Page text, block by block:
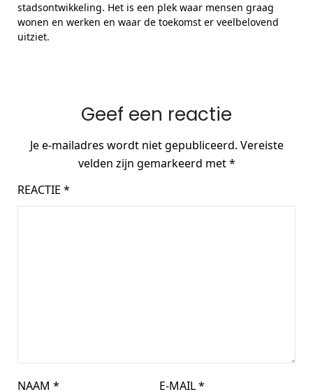
stadsontwikkeling. Het is een plek waar mensen graag
wonen en werken en waar de toekomst er veelbelovend
uitziet.
Geef een reactie
Je e-mailadres wordt niet gepubliceerd. Vereiste
velden zijn gemarkeerd met*
REACTIE *
NAAM * E-MAIL*